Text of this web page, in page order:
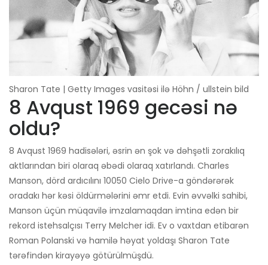
Sharon Tate | Getty Images vasitəsi ilə Höhn / ullstein bild
8 Avqust 1969 gecəsi nə
oldu?
8 Avqust 1969 hadisələri, əsrin ən şok və dəhşətli zorakılıq
aktlarından biri olaraq əbədi olaraq xatırlandı. Charles
Manson, dörd ardıcılını 10050 Cielo Drive-a göndərərək
oradakı hər kəsi öldürmələrini əmr etdi. Evin əvvəlki sahibi,
Manson üçün müqavilə imzalamaqdan imtina edən bir
rekord istehsalçısı Terry Melcher idi. Ev o vaxtdan etibarən
Roman Polanski və hamilə həyat yoldaşı Sharon Tate
tərəfindən kirayəyə götürülmüşdü.